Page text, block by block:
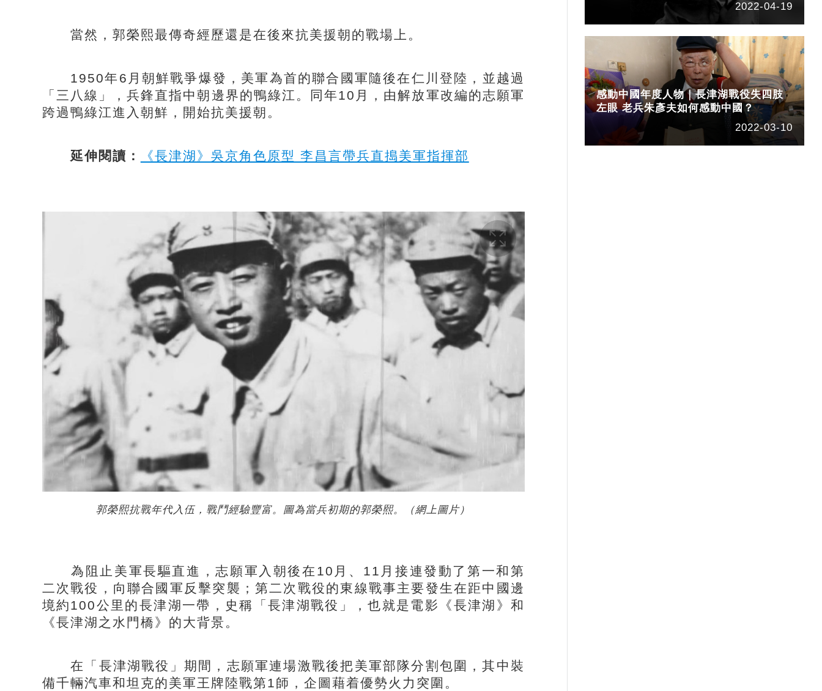
當然，郭榮熙最傳奇經歷還是在後來抗美援朝的戰場上。
1950年6月朝鮮戰爭爆發，美軍為首的聯合國軍隨後在仁川登陸，並越過
「三八線」，兵鋒直指中朝邊界的鴨綠江。同年10月，由解放軍改編的志願軍
跨過鴨綠江進入朝鮮，開始抗美援朝。
延伸閱讀： 《長津湖》吳京角色原型 李昌言帶兵直搗美軍指揮部
郭榮熙抗戰年代入伍，戰鬥經驗豐富。圖為當兵初期的郭榮熙。（網上圖片）
為阻止美軍長驅直進，志願軍入朝後在10月、11月接連發動了第一和第
二次戰役，向聯合國軍反擊突襲；第二次戰役的東線戰事主要發生在距中國邊
境約100公里的長津湖一帶，史稱「長津湖戰役」，也就是電影《長津湖》和
《長津湖之水門橋》的大背景。
在「長津湖戰役」期間，志願軍連場激戰後把美軍部隊分割包圍，其中裝
備千輛汽車和坦克的美軍王牌陸戰第1師，企圖藉着優勢火力突圍。
2022-04-19
感動中國年度人物｜長津湖戰役失四肢
左眼 老兵朱彥夫如何感動中國？
2022-03-10